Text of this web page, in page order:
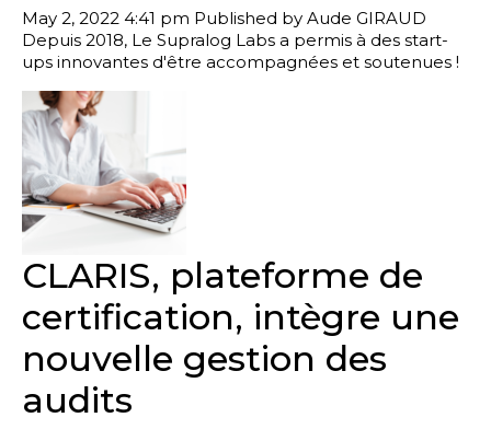
May 2, 2022 4:41 pm Published by Aude GIRAUD
Depuis 2018, Le Supralog Labs a permis à des start-
ups innovantes d'être accompagnées et soutenues !
CLARIS, plateforme de
certification, intègre une
nouvelle gestion des
audits